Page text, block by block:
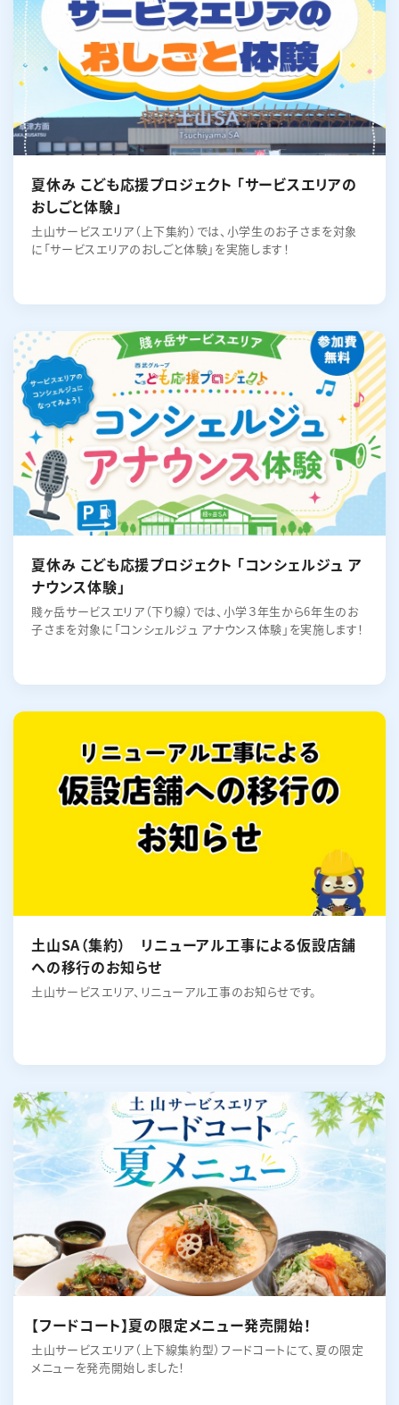
夏休み こども応援プロジェクト 「サービスエリアの
おしごと体験」
土山サービスエリア（上下集約）では、小学生のお子さまを対象
に「サービスエリアのおしごと体験」を実施します！
夏休み こども応援プロジェクト 「コンシェルジュ ア
ナウンス体験」
賤ヶ岳サービスエリア（下り線）では、小学３年生から6年生のお
子さまを対象に「コンシェルジュ アナウンス体験」を実施します！
土山SA（集約） リニューアル工事による仮設店舗
への移行のお知らせ
土山サービスエリア、リニューアル工事のお知らせです。
【フードコート】夏の限定メニュー発売開始！
土山サービスエリア（上下線集約型）フードコートにて、夏の限定
メニューを発売開始しました！